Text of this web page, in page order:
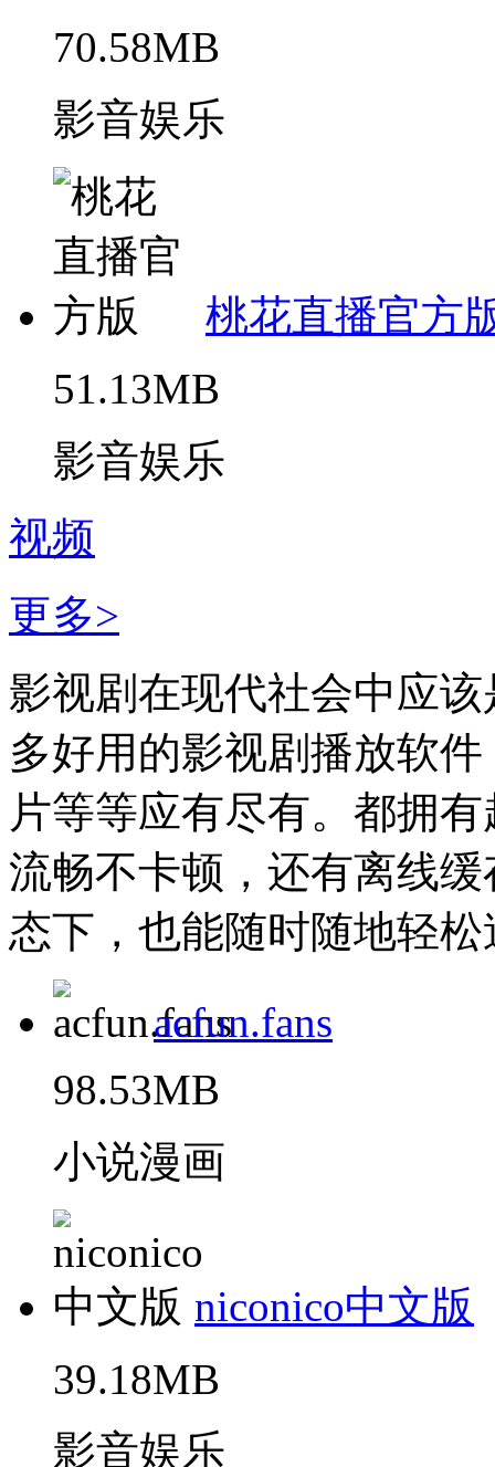
70.58MB
影音娱乐
桃花直播官方
51.13MB
影音娱乐
视频
更多>
影视剧在现代社会中应
多好用的影视剧播放软
片等等应有尽有。都拥
流畅不卡顿，还有离线
态下，也能随时随地轻
acfun.fans
98.53MB
小说漫画
niconico中文版
39.18MB
影音娱乐